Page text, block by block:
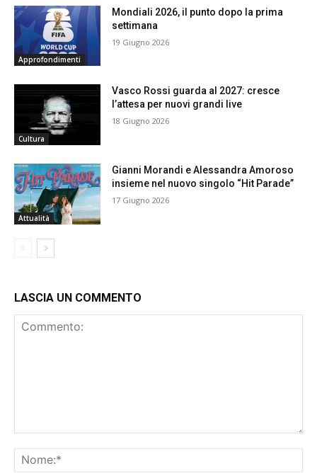
Approfondimenti
Mondiali 2026, il punto dopo la prima
settimana
19 Giugno 2026
Cultura
Vasco Rossi guarda al 2027: cresce
l’attesa per nuovi grandi live
18 Giugno 2026
Attualità
Gianni Morandi e Alessandra Amoroso
insieme nel nuovo singolo “Hit Parade”
17 Giugno 2026
LASCIA UN COMMENTO